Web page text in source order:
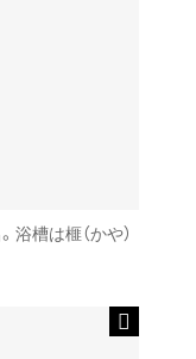
槽は榧（かや）